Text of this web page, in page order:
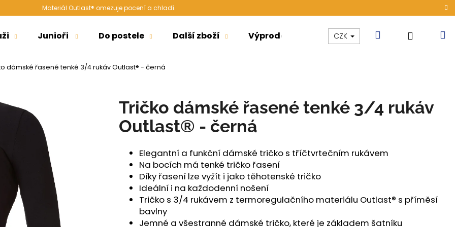
Materiál Outlast® omezuje pocení a chladí.
Junioři Do postele Další zboží Výprodej Kolekce Akce
CZK Hledat
dámské řasené tenké 3/4 rukáv Outlast® - černá
Tričko dámské řasené tenké 3/4 rukáv
Outlast® - černá
Elegantní a funkční dámské tričko s tříčtvrtečním rukávem
Na bocích má tenké tričko řasení
Díky řasení lze vyžít i jako těhotenské tričko
Ideální i na každodenní nošení
Tričko s 3/4 rukávem z termoregulačního materiálu Outlast® s příměsí
bavlny
Jemné a všestranné dámské tričko, které je základem šatníku
Doporučujeme
ŠORTKY HIGH LONG DÁMSKÉ TENKÉ ŠORTKY HIGH DÁMSKÉ TENKÉ OUTLAST®